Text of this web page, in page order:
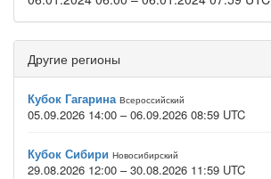
Другие регионы
Кубок Гагарина Всероссийский
05.09.2026 14:00 – 06.09.2026 08:59 UTC
Кубок Сибири Новосибирский
29.08.2026 12:00 – 30.08.2026 11:59 UTC